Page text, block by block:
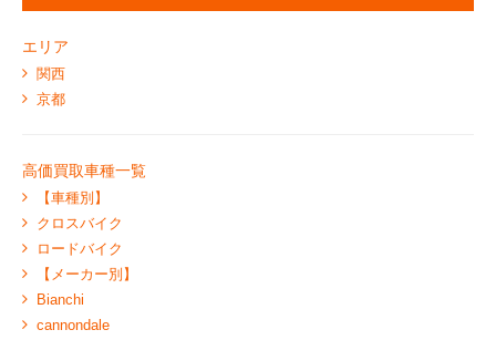
エリア
関西
京都
高価買取車種一覧
【車種別】
クロスバイク
ロードバイク
【メーカー別】
Bianchi
cannondale